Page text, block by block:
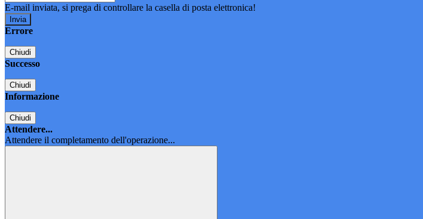
E-mail inviata, si prega di controllare la casella di posta elettronica!
Errore
Chiudi
Successo
Chiudi
Informazione
Chiudi
Attendere...
Attendere il completamento dell'operazione...